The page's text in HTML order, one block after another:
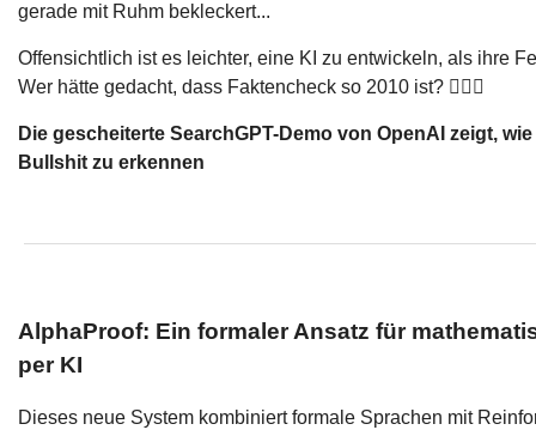
gerade mit Ruhm bekleckert...
Offensichtlich ist es leichter, eine KI zu entwickeln, als ihre
Wer hätte gedacht, dass Faktencheck so 2010 ist? 🕵️‍♀️🤖
Die gescheiterte SearchGPT-Demo von OpenAI zeigt,
Bullshit zu erkennen
AlphaProof: Ein formaler Ansatz für
per KI
Dieses neue System kombiniert formale Sprachen mit